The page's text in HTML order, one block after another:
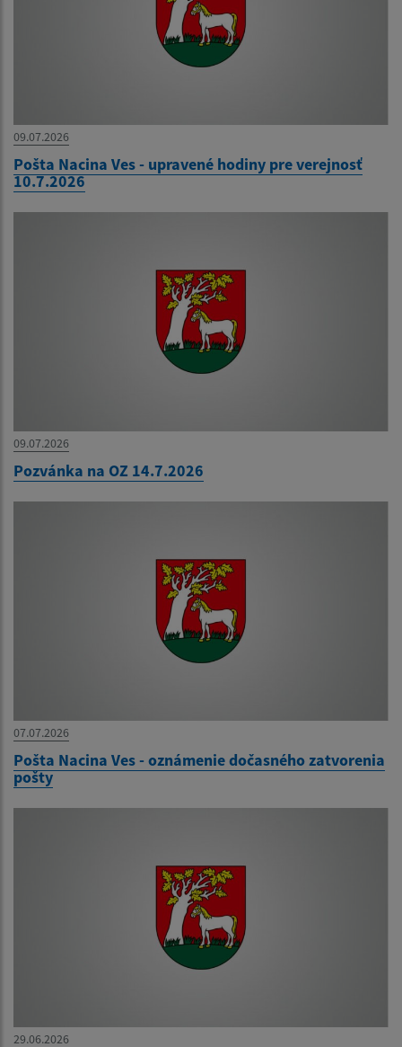
09.07.2026
Pošta Nacina Ves - upravené hodiny pre verejnosť
10.7.2026
09.07.2026
Pozvánka na OZ 14.7.2026
07.07.2026
Pošta Nacina Ves - oznámenie dočasného zatvorenia
pošty
29.06.2026